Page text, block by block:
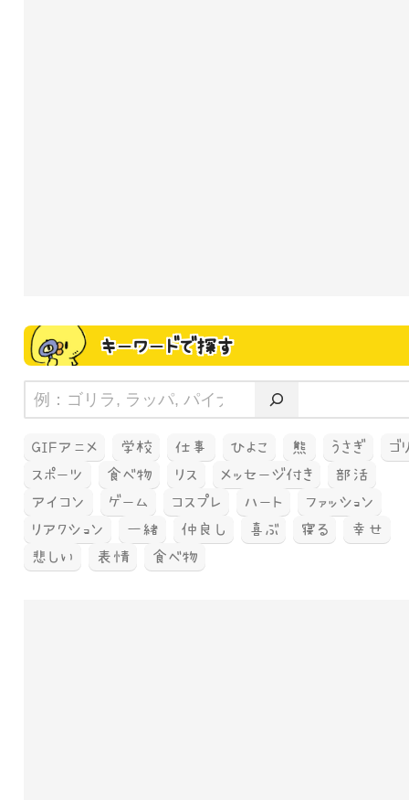
キーワードで探す
GIFアニメ 学校 仕事 ひよこ 熊 うさぎ
ゴ
スポーツ
食べ物 リス メッセージ付き
部活
アイコン
ゲーム コスプレ ハート
ファッション
リアクション
一緒 仲良し 喜ぶ 寝る
幸せ
悲しい
表情 食べ物